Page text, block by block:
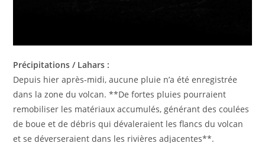
Précipitations / Lahars :
Depuis hier après-midi, aucune pluie n’a été enregistrée
dans la zone du volcan. **De fortes pluies pourraient
remobiliser les matériaux accumulés, générant des coulées
de boue et de débris qui dévaleraient les flancs du volcan
et se déverseraient dans les rivières adjacentes**.